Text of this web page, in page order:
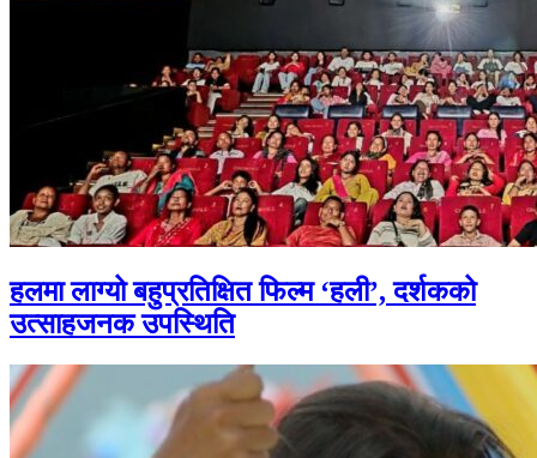
हलमा लाग्यो बहुप्रतिक्षित फिल्म ‘हली’, दर्शकको
उत्साहजनक उपस्थिति